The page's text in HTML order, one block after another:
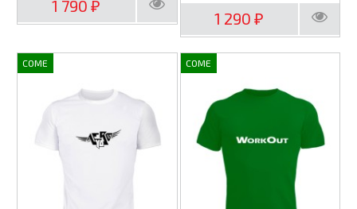
1 790₽
1 290₽
COME COME